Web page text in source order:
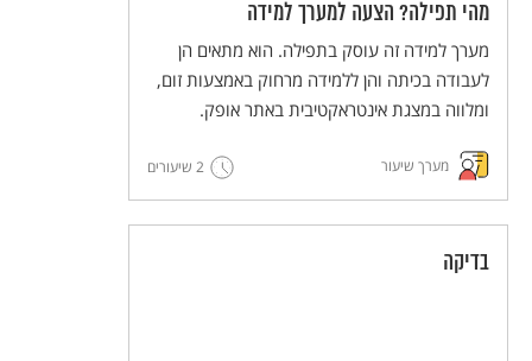
הטקס מותאם ללמידה מרחוק, וניתן להתאימו גם
ללמידה בכיתה.
מהי תפילה? הצעה למערך למידה
מערך למידה זה עוסק בתפילה. הוא מתאים הן
לעבודה בכיתה והן ללמידה מרחוק באמצעות זום,
ומלווה במצגת אינטראקטיבית באתר אופק.
מערך שיעור 2 שיעורים
בדיקה